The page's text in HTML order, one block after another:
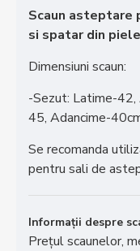
Scaun asteptare
si spatar din
Dimensiuni scaun:
-Sezut: Latime-42,
45, Adancime-
Se recomanda
pentru sali de
Informații despre
Prețul scaunelor,